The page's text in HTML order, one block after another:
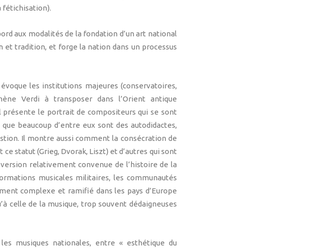
fétichisation).
aux modalités de la fondation d’un art national
tradition, et forge la nation dans un processus
les institutions majeures (conservatoires,
Verdi à transposer dans l’Orient antique
le portrait de compositeurs qui se sont
beaucoup d’entre eux sont des autodidactes,
Il montre aussi comment la consécration de
statut (Grieg, Dvorak, Liszt) et d’autres qui sont
relativement convenue de l’histoire de la
musicales militaires, les communautés
complexe et ramifié dans les pays d’Europe
celle de la musique, trop souvent dédaigneuses
musiques nationales, entre « esthétique du